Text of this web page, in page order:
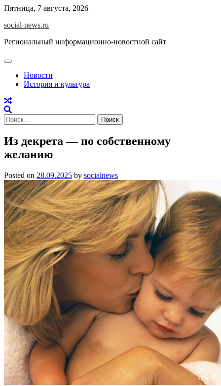
Skip
content
Пятница, 7 августа, 2026
social-news.ru
Региональный информационно-новостной сайт
Новости
История и культура
Найти:
Из декрета — по собственному
желанию
Posted on 28.09.2025 by socialnews